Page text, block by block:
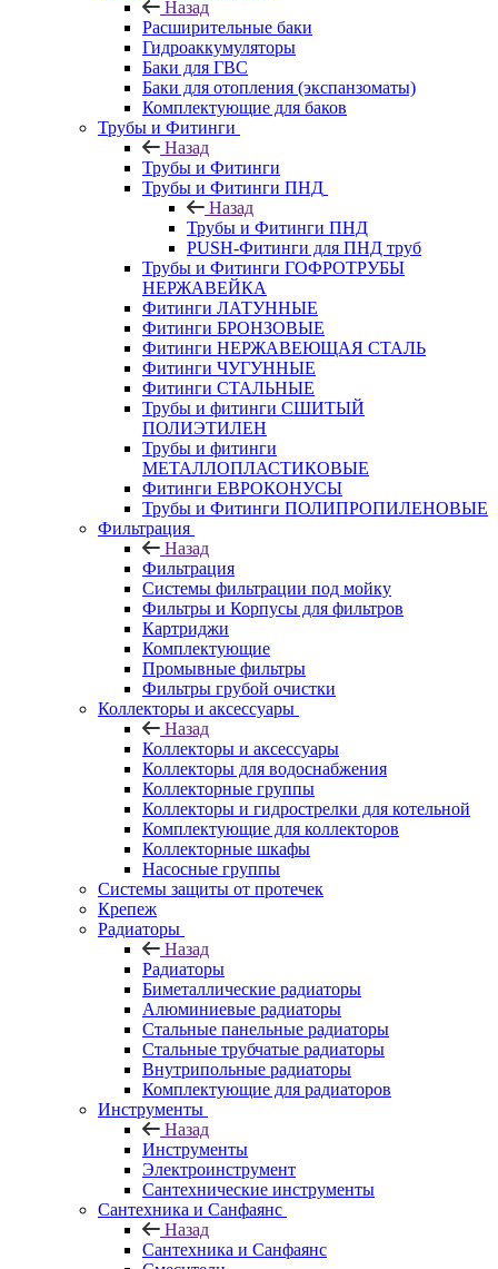
Назад
Расширительные баки
Гидроаккумуляторы
Баки для ГВС
Баки для отопления (экспанзоматы)
Комплектующие для баков
Трубы и Фитинги
Назад
Трубы и Фитинги
Трубы и Фитинги ПНД
Назад
Трубы и Фитинги ПНД
PUSH-Фитинги для ПНД труб
Трубы и Фитинги ГОФРОТРУБЫ
НЕРЖАВЕЙКА
Фитинги ЛАТУННЫЕ
Фитинги БРОНЗОВЫЕ
Фитинги НЕРЖАВЕЮЩАЯ СТАЛЬ
Фитинги ЧУГУННЫЕ
Фитинги СТАЛЬНЫЕ
Трубы и фитинги СШИТЫЙ
ПОЛИЭТИЛЕН
Трубы и фитинги
МЕТАЛЛОПЛАСТИКОВЫЕ
Фитинги ЕВРОКОНУСЫ
Трубы и Фитинги ПОЛИПРОПИЛЕНОВЫЕ
Фильтрация
Назад
Фильтрация
Системы фильтрации под мойку
Фильтры и Корпусы для фильтров
Картриджи
Комплектующие
Промывные фильтры
Фильтры грубой очистки
Коллекторы и аксессуары
Назад
Коллекторы и аксессуары
Коллекторы для водоснабжения
Коллекторные группы
Коллекторы и гидрострелки для котельной
Комплектующие для коллекторов
Коллекторные шкафы
Насосные группы
Системы защиты от протечек
Крепеж
Радиаторы
Назад
Радиаторы
Биметаллические радиаторы
Алюминиевые радиаторы
Стальные панельные радиаторы
Стальные трубчатые радиаторы
Внутрипольные радиаторы
Комплектующие для радиаторов
Инструменты
Назад
Инструменты
Электроинструмент
Сантехнические инструменты
Сантехника и Санфаянс
Назад
Сантехника и Санфаянс